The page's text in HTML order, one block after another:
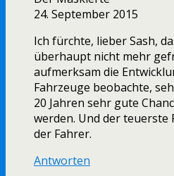
24. September 2015
Ich fürchte, lieber Sash,
überhaupt nicht mehr
aufmerksam die
Fahrzeuge beobachte,
20 Jahren sehr gute
werden. Und der teuerste
der Fahrer.
Antworten